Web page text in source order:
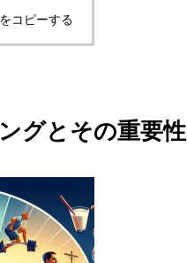
コピーする
グとその重要性